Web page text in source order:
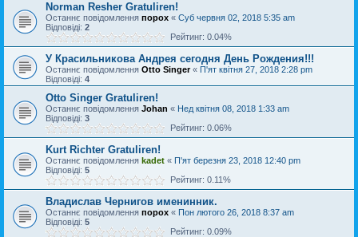
Norman Resher Gratuliren!
Останнє повідомлення порох « Суб червня 02, 2018 5:35 am
Відповіді: 2
Рейтинг: 0.04%
У Красильникова Андрея сегодня День Рождения!!!
Останнє повідомлення Otto Singer« П'ят квітня 27, 2018 2:28 pm
Відповіді: 4
Otto Singer Gratuliren!
Останнє повідомлення Johan « Нед квітня 08, 2018 1:33 am
Відповіді: 3
Рейтинг: 0.06%
Kurt Richter Gratuliren!
Останнє повідомлення kadet « П'ят березня 23, 2018 12:40 pm
Відповіді: 5
Рейтинг: 0.11%
Владислав Чернигов именинник.
Останнє повідомлення порох « Пон лютого 26, 2018 8:37 am
Відповіді: 5
Рейтинг: 0.09%